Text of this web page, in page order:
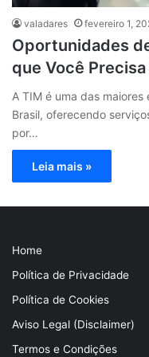
valadares fevereiro 1,
Oportunidades
que Você
A TIM é uma das
Brasil, oferecendo
por…
Leia mais »
Home
Política de Privacidade
Política de Cookies
Aviso Legal (Disclaimer)
Termos e Condições